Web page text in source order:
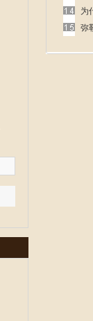
呢
为
弥